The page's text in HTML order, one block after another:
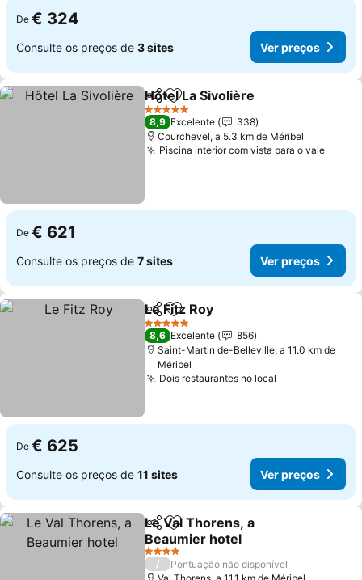
De € 324
Consulte os preços de 3 sites Ver preços
PartilharAdicionar aos favoritos
Hôtel La Sivolière
5 Estrelas
8,9 Excelente
338
Courchevel, a 5.3 km de Méribel
Piscina interior com vista para o vale
De € 621
Consulte os preços de 7 sites Ver preços
PartilharAdicionar aos favoritos
Le Fitz Roy
5 Estrelas
8,6 Excelente
856
Saint-Martin de-Belleville, a 11.0 km de
Méribel
Dois restaurantes no local
De € 625
Consulte os preços de 11 sites Ver preços
PartilharAdicionar aos favoritos
Le Val Thorens, a
Beaumier hotel
4 Estrelas
/
Pontuação não disponível